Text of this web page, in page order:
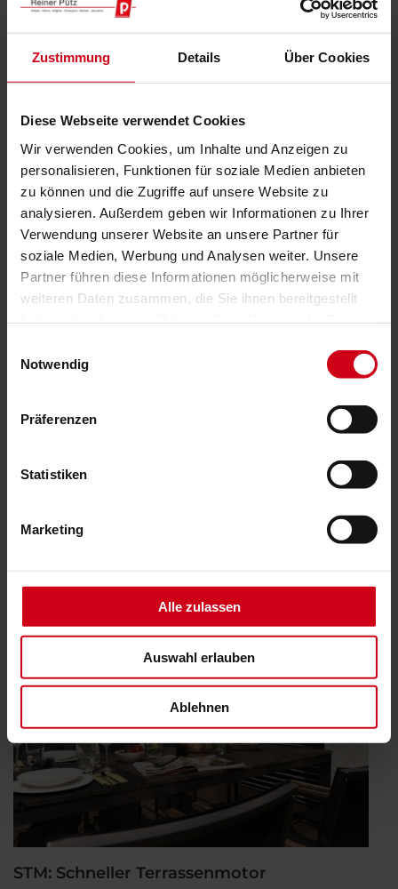
Zustimmung Details Über Cookies
Diese Webseite verwendet Cookies
Wir verwenden Cookies, um Inhalte und Anzeigen zu
personalisieren, Funktionen für soziale Medien anbieten
zu können und die Zugriffe auf unsere Website zu
analysieren. Außerdem geben wir Informationen zu Ihrer
Verwendung unserer Website an unsere Partner für
soziale Medien, Werbung und Analysen weiter. Unsere
Partner führen diese Informationen möglicherweise mit
weiteren Daten zusammen, die Sie ihnen bereitgestellt
Notwendig
Präferenzen
Statistiken
Marketing
Alle zulassen
Auswahl erlauben
Ablehnen
Technologie ProVisio: Verbesserter
Sichtschutz trifft optimierte Durchsicht
Verbesserter Schutz vor neugierigen Blicken von außen
Gleichzeitig optimierte Durchsicht nach draußen (um 25
Perfekte Tageslichtnutzung über den oberen
STM: Schneller Terrassenmotor